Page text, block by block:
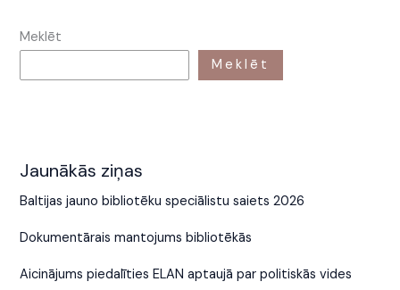
Meklēt
Meklēt
Jaunākās ziņas
Baltijas jauno bibliotēku speciālistu saiets 2026
Dokumentārais mantojums bibliotēkās
Aicinājums piedalīties ELAN aptaujā par politiskās vides